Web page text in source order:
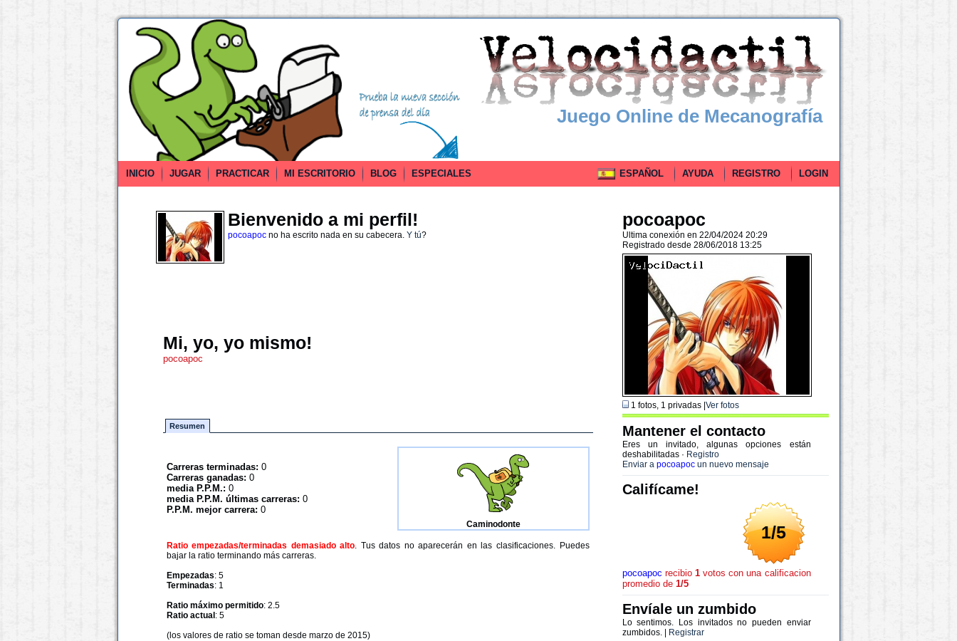
Juego Online de Mecanografía
INICIO JUGAR PRACTICAR MI ESCRITORIO BLOG ESPECIALES ESPAÑOL AYUDA REGISTRO LOGIN
Bienvenido a mi perfil!
pocoapocno ha escrito nada en su cabecera. Y tú?
Mi, yo, yo mismo!
pocoapoc
Resumen
Carreras terminadas: 0
Carreras ganadas: 0
media P.P.M.: 0
media P.P.M. últimas carreras: 0
P.P.M. mejor carrera: 0
Caminodonte
Ratio empezadas/terminadas demasiado alto. Tus datos no aparecerán en las clasificaciones. Puedes
bajar la ratio terminando más carreras.
Empezadas: 5
Terminadas: 1
Ratio máximo permitido: 2.5
Ratio actual : 5
(los valores de ratio se toman desde marzo de 2015)
pocoapoc
Ultima conexión en 22/04/2024 20:29
Registrado desde 28/06/2018 13:25
1 fotos, 1 privadas | Ver fotos
Mantener el contacto
Eres un invitado, algunas opciones están
deshabilitadas · Registro
Enviar a pocoapocun nuevo mensaje
Califícame!
1/5
pocoapoc recibio 1votos con una calificacion
promedio de 1/5
Envíale un zumbido
Lo sentimos. Los invitados no pueden enviar
zumbidos. |
Registrar